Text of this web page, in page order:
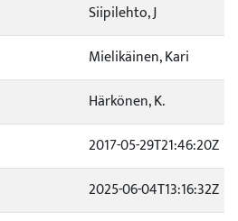
Siipilehto, J
Mielikäinen, Kari
Härkönen, K.
2017-05-29T21:46:20Z
2025-06-04T13:16:32Z